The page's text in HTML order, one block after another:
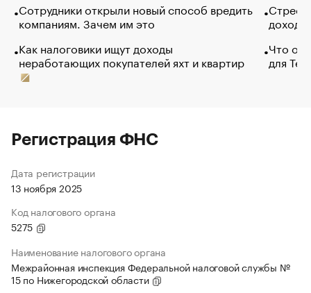
Сотрудники открыли новый способ вредить
компаниям. Зачем им это
Как налоговики ищут доходы
неработающих покупателей яхт и квартир
Что
для
Регистрация ФНС
Дата регистрации
13 ноября 2025
Код налогового органа
5275
Наименование налогового органа
Межрайонная инспекция Федеральной налоговой службы №
15 по Нижегородской области